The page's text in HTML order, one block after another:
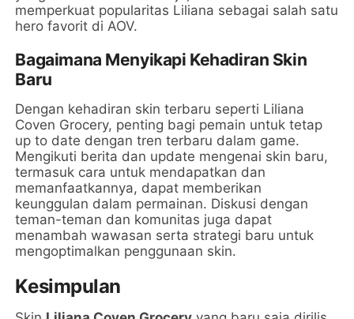
memperkuat popularitas Liliana sebagai salah satu
hero favorit di AOV.
Bagaimana Menyikapi Kehadiran Skin
Baru
Dengan kehadiran skin terbaru seperti Liliana
Coven Grocery, penting bagi pemain untuk tetap
up to date dengan tren terbaru dalam game.
Mengikuti berita dan update mengenai skin baru,
termasuk cara untuk mendapatkan dan
memanfaatkannya, dapat memberikan
keunggulan dalam permainan. Diskusi dengan
teman-teman dan komunitas juga dapat
menambah wawasan serta strategi baru untuk
mengoptimalkan penggunaan skin.
Kesimpulan